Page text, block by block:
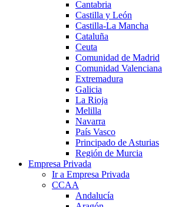
Cantabria
Castilla y León
Castilla-La Mancha
Cataluña
Ceuta
Comunidad de Madrid
Comunidad Valenciana
Extremadura
Galicia
La Rioja
Melilla
Navarra
País Vasco
Principado de Asturias
Región de Murcia
Empresa Privada
Ir a Empresa Privada
CCAA
Andalucía